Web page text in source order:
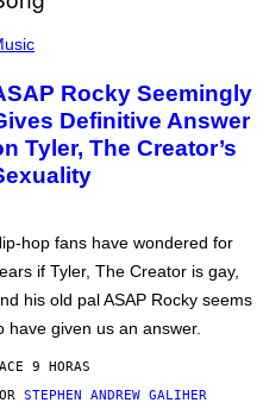
Rocky Seemingly
Definitive Answer
Tyler, The Creator’s
hop fans have wondered for
if Tyler, The Creator is gay,
his old pal ASAP Rocky seems
have given us an answer.
9 HORAS
STEPHEN ANDREW GALIHER